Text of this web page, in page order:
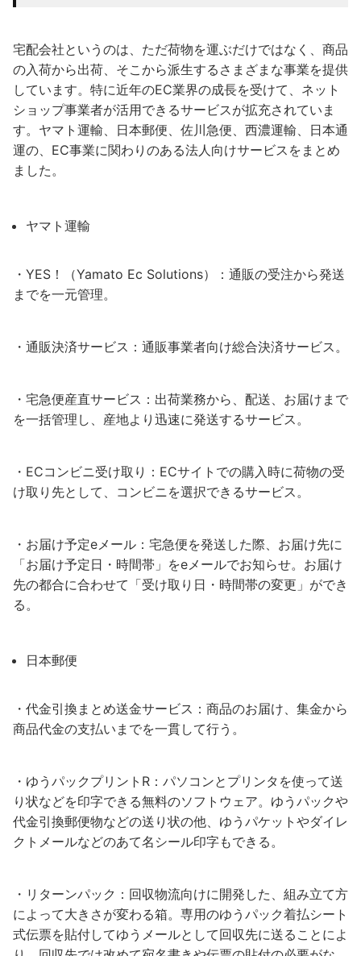
宅配会社というのは、ただ荷物を運ぶだけではなく、商品
の入荷から出荷、そこから派生するさまざまな事業を提供
しています。特に近年のEC業界の成長を受けて、ネット
ショップ事業者が活用できるサービスが拡充されていま
す。ヤマト運輸、日本郵便、佐川急便、西濃運輸、日本通
運の、EC事業に関わりのある法人向けサービスをまとめ
ました。
ヤマト運輸
・YES！（Yamato Ec Solutions）：通販の受注から発送
までを一元管理。
・通販決済サービス：通販事業者向け総合決済サービス。
・宅急便産直サービス：出荷業務から、配送、お届けまで
を一括管理し、産地より迅速に発送するサービス。
・ECコンビニ受け取り：ECサイトでの購入時に荷物の受
け取り先として、コンビニを選択できるサービス。
・お届け予定eメール：宅急便を発送した際、お届け先に
「お届け予定日・時間帯」をeメールでお知らせ。お届け
先の都合に合わせて「受け取り日・時間帯の変更」ができ
る。
日本郵便
・代金引換まとめ送金サービス：商品のお届け、集金から
商品代金の支払いまでを一貫して行う。
・ゆうパックプリントR：パソコンとプリンタを使って送
り状などを印字できる無料のソフトウェア。ゆうパックや
代金引換郵便物などの送り状の他、ゆうパケットやダイレ
クトメールなどのあて名シール印字もできる。
・リターンパック：回収物流向けに開発した、組み立て方
によって大きさが変わる箱。専用のゆうパック着払シート
式伝票を貼付してゆうメールとして回収先に送ることによ